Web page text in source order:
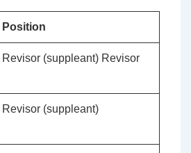
Position
Revisor (suppleant) Revisor
Revisor (suppleant)